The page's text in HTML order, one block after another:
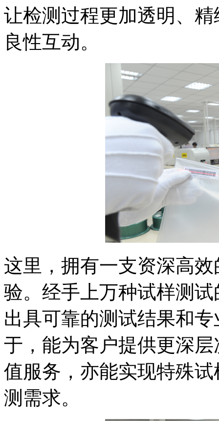
让检测过程更加透明、
良性互动。
这里，拥有一支资深高
验。经手上万种试样测
出具可靠的测试结果和
于，能为客户提供更深
值服务，亦能实现特殊
测需求。